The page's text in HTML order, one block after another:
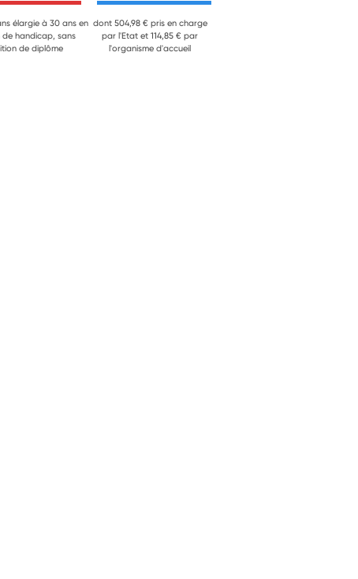
élargie à 30 ans en
de handicap, sans
de diplôme
dont 504,98 € pris en charge
par l'Etat et 114,85 € par
l'organisme d'accueil